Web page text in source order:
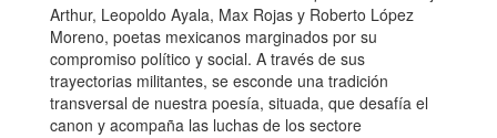
Arthur, Leopoldo Ayala, Max Rojas y Roberto López
Moreno, poetas mexicanos marginados por su
compromiso político y social. A través de sus
trayectorias militantes, se esconde una tradición
transversal de nuestra poesía, situada, que desafía el
canon y acompaña las luchas de los sectore